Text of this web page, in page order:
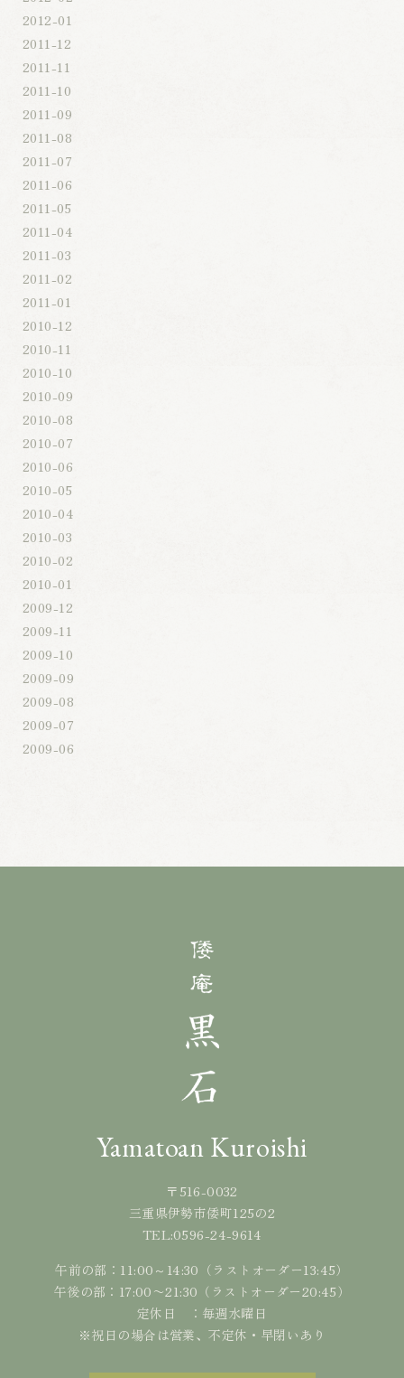
2012-01
2011-12
2011-11
2011-10
2011-09
2011-08
2011-07
2011-06
2011-05
2011-04
2011-03
2011-02
2011-01
2010-12
2010-11
2010-10
2010-09
2010-08
2010-07
2010-06
2010-05
2010-04
2010-03
2010-02
2010-01
2009-12
2009-11
2009-10
2009-09
2009-08
2009-07
2009-06
Yamatoan Kuroishi
〒516-0032
三重県伊勢市倭町125の2
TEL:0596-24-9614
午前の部：11:00～14:30（ラストオーダー13:45）
午後の部：17:00〜21:30（ラストオーダー20:45）
定休日 ：毎週水曜日
※祝日の場合は営業、不定休・早閉いあり